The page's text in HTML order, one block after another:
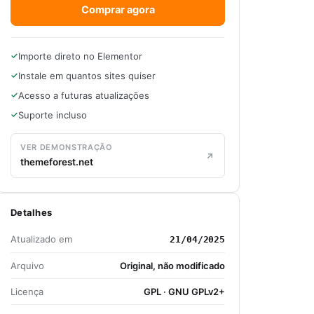
Comprar agora
Importe direto no Elementor
Instale em quantos sites quiser
Acesso a futuras atualizações
Suporte incluso
VER DEMONSTRAÇÃO
themeforest.net
Detalhes
Atualizado em 21/04/2025
Arquivo Original, não modificado
Licença GPL · GNU GPLv2+